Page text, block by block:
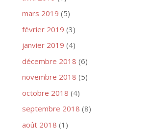
mars 2019 (5)
février 2019 (3)
janvier 2019 (4)
décembre 2018 (6)
novembre 2018 (5)
octobre 2018 (4)
septembre 2018 (8)
août 2018 (1)